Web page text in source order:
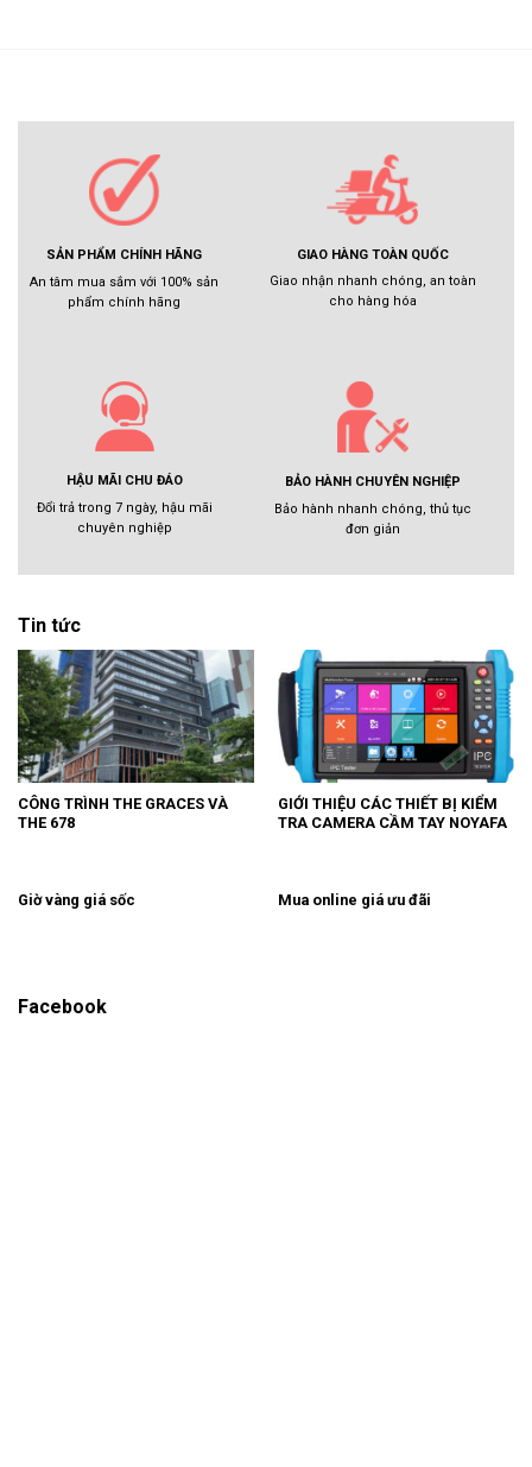
SẢN PHẨM CHÍNH HÃNG
An tâm mua sắm với 100% sản
phẩm chính hãng
GIAO HÀNG TOÀN QUỐC
Giao nhận nhanh chóng, an toàn
cho hàng hóa
HẬU MÃI CHU ĐÁO
Đổi trả trong 7 ngày, hậu mãi
chuyên nghiệp
BẢO HÀNH CHUYÊN NGHIỆP
Bảo hành nhanh chóng, thủ tục
đơn giản
Tin tức
CÔNG TRÌNH THE GRACES VÀ
THE 678
GIỚI THIỆU CÁC THIẾT BỊ KIỂM
TRA CAMERA CẦM TAY NOYAFA
Giờ vàng giá sốc Mua online giá ưu đãi
Facebook